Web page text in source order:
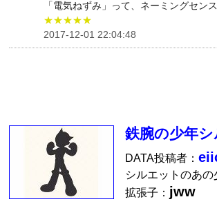
「電気ねずみ」って、ネーミングセン
★★★★★
2017-12-01 22:04:48
鉄腕の少年シ
DATA投稿者：
シルエットのあの
拡張子： jww